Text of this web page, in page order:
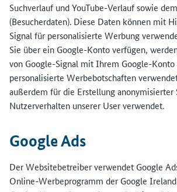
Suchverlauf und YouTube-Verlauf sowie
(Besucherdaten). Diese Daten können mit
Signal für personalisierte Werbung
Sie über ein Google-Konto verfügen,
von Google-Signal mit Ihrem Google-
personalisierte Werbebotschaften
außerdem für die Erstellung anonymisierter
Nutzerverhalten unserer User verwendet.
Google Ads
Der Websitebetreiber verwendet Google
Online-Werbeprogramm der Google